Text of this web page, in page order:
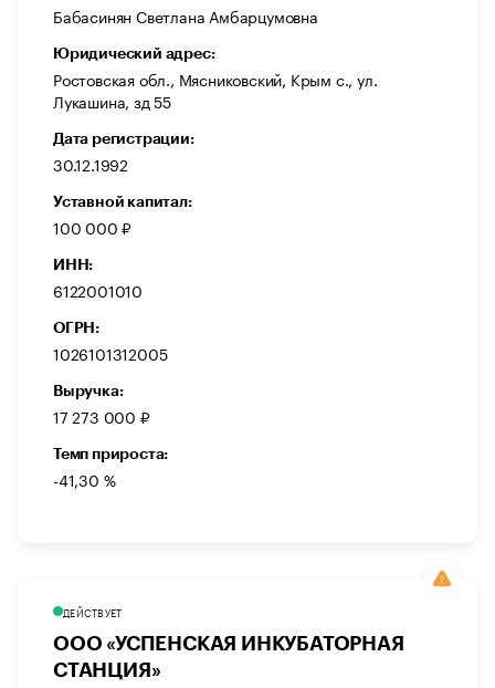
Бабасинян Светлана Амбарцумовна
Юридический адрес:
Ростовская обл., Мясниковский, Крым с., ул.
Лукашина, зд 55
Дата регистрации:
30.12.1992
Уставной капитал:
100 000 ₽
ИНН:
6122001010
ОГРН:
1026101312005
Выручка:
17 273 000 ₽
Темп прироста:
-41,30 %
ДЕЙСТВУЕТ
ООО «УСПЕНСКАЯ ИНКУБАТОРНАЯ
СТАНЦИЯ»